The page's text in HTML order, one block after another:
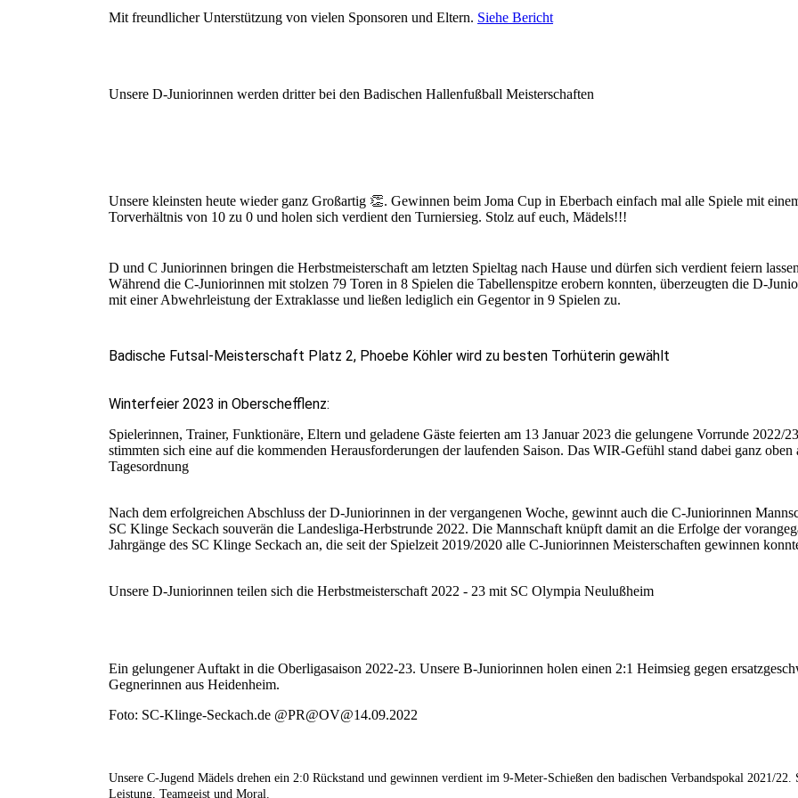
Mit freundlicher Unterstützung von vielen Sponsoren und Eltern. Siehe Bericht
Unsere D-Juniorinnen werden dritter bei den Badischen Hallenfußball Meisterschaften
Unsere kleinsten heute wieder ganz Großartig 👏. Gewinnen beim Joma Cup in Eberbach einfach mal alle Spiele mit
Torverhältnis von 10 zu 0 und holen sich verdient den Turniersieg. Stolz auf euch, Mädels!!!
D und C Juniorinnen bringen die Herbstmeisterschaft am letzten Spieltag nach Hause und dürfen sich verdient feiern
Während die C-Juniorinnen mit stolzen 79 Toren in 8 Spielen die Tabellenspitze erobern konnten, überzeugten die D-
mit einer Abwehrleistung der Extraklasse und ließen lediglich ein Gegentor in 9 Spielen zu.
Badische Futsal-Meisterschaft Platz 2, Phoebe Köhler wird zu besten Torhüterin gewählt
Winterfeier 2023 in Oberschefflenz:
Spielerinnen, Trainer, Funktionäre, Eltern und geladene Gäste feierten am 13 Januar 2023 die gelungene Vorrunde 2022/
stimmten sich eine auf die kommenden Herausforderungen der laufenden Saison. Das WIR-Gefühl stand dabei ganz oben
Tagesordnung
Nach dem erfolgreichen Abschluss der D-Juniorinnen in der vergangenen Woche, gewinnt auch die C-Juniorinnen
SC Klinge Seckach souverän die Landesliga-Herbstrunde 2022. Die Mannschaft knüpft damit an die Erfolge der
Jahrgänge des SC Klinge Seckach an, die seit der Spielzeit 2019/2020 alle C-Juniorinnen Meisterschaften gewinnen
Unsere D-Juniorinnen teilen sich die Herbstmeisterschaft 2022 - 23 mit SC Olympia Neulußheim
Ein gelungener Auftakt in die Oberligasaison 2022-23. Unsere B-Juniorinnen holen einen 2:1 Heimsieg gegen
Gegnerinnen aus Heidenheim.
Foto: SC-Klinge-Seckach.de @PR@OV@14.09.2022
Unsere C-Jugend Mädels drehen ein 2:0 Rückstand und gewinnen verdient im 9-Meter-Schießen den badischen Verbandspokal 2021/22.
Leistung, Teamgeist und Moral.